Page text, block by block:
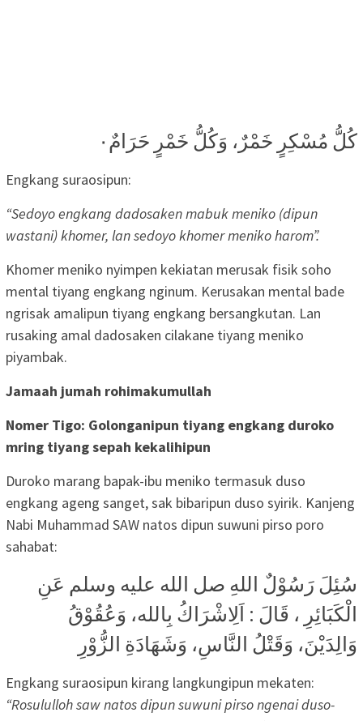
كُلُّ مُسْكِرٍ خَمْرٌ، وَكُلُّ خَمْرٍ حَرَامٌ٠
Engkang suraosipun:
“Sedoyo engkang dadosaken mabuk meniko (dipun
wastani) khomer, lan sedoyo khomer meniko harom”.
Khomer meniko nyimpen kekiatan merusak fisik soho
mental tiyang engkang nginum. Kerusakan mental bade
ngrisak amalipun tiyang engkang bersangkutan. Lan
rusaking amal dadosaken cilakane tiyang meniko
piyambak.
Jamaah jumah rohimakumullah
Nomer Tigo: Golonganipun tiyang engkang duroko
mring tiyang sepah kekalihipun
Duroko marang bapak-ibu meniko termasuk duso
engkang ageng sanget, sak bibaripun duso syirik. Kanjeng
Nabi Muhammad SAW natos dipun suwuni pirso poro
sahabat:
سُئِلَ رَسُوْلٌ اللهِ صل الله عليه وسلم عَنِ
الْكَبَائِرِ ، قَالَ : اَلِاشْرَاكُ بِالله، وَعُقُوْقُ
وَالِدَيْنَ، وَقَتْلُ النَّاسِ، وَشَهَادَةِ الزُّوْرِ
Engkang suraosipun kirang langkungipun mekaten:
“Rosululloh saw natos dipun suwuni pirso ngenai duso-